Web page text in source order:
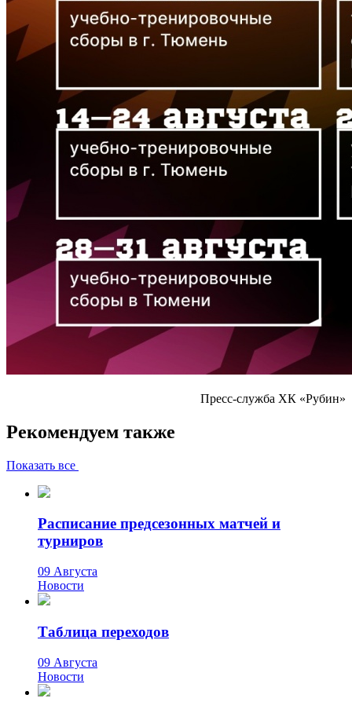
Пресс-служба ХК «Рубин»
Рекомендуем также
Показать все
Расписание предсезонных матчей и
турниров
09 Августа
Новости
Таблица переходов
09 Августа
Новости